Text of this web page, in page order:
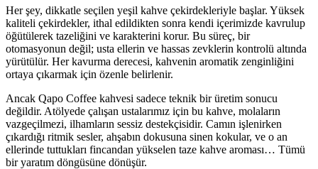
Her şey, dikkatle seçilen yeşil kahve çekirdekleriyle başlar. Yüksek
kaliteli çekirdekler, ithal edildikten sonra kendi içerimizde kavrulup
öğütülerek tazeliğini ve karakterini korur. Bu süreç, bir
otomasyonun değil; usta ellerin ve hassas zevklerin kontrolü altında
yürütülür. Her kavurma derecesi, kahvenin aromatik zenginliğini
ortaya çıkarmak için özenle belirlenir.
Ancak Qapo Coffee kahvesi sadece teknik bir üretim sonucu
değildir. Atölyede çalışan ustalarımız için bu kahve, molaların
vazgeçilmezi, ilhamların sessiz destekçisidir. Camın işlenirken
çıkardığı ritmik sesler, ahşabın dokusuna sinen kokular, ve o an
ellerinde tuttukları fincandan yükselen taze kahve aroması… Tümü
bir yaratım döngüsüne dönüşür.